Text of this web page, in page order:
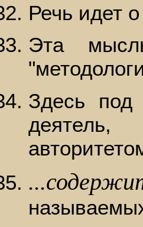
Речь идет
Эта
Здесь под
деятель,